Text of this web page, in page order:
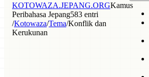
KOTOWAZA.JEPANG.ORGKamus
Peribahasa Jepang583 entri
/Kotowaza/Tema/Konflik dan
Kerukunan